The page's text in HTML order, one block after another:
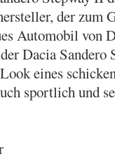
der zum
Automobil von
Dacia
eines
sportlich und